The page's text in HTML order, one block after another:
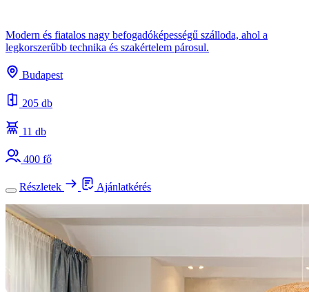
Modern és fiatalos nagy befogadóképességű szálloda, ahol a
legkorszerűbb technika és szakértelem párosul.
Budapest
205 db
11 db
400 fő
Részletek Ajánlatkérés